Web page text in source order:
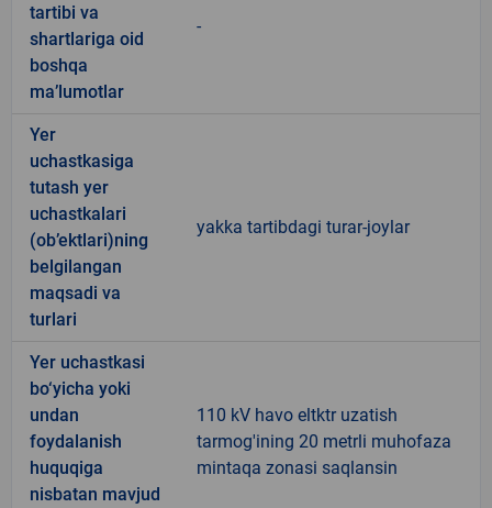
tartibi va
shartlariga oid
boshqa
ma’lumotlar
-
Yer
uchastkasiga
tutash yer
uchastkalari
(ob’ektlari)ning
belgilangan
maqsadi va
turlari
yakka tartibdagi turar-joylar
Yer uchastkasi
bo‘yicha yoki
undan
foydalanish
huquqiga
nisbatan mavjud
110 kV havo eltktr uzatish
tarmog'ining 20 metrli muhofaza
mintaqa zonasi saqlansin